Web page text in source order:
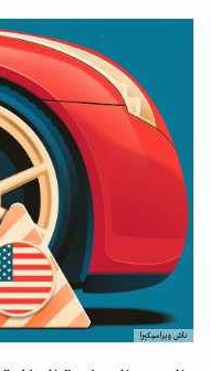
ناش ويراسيكيرا